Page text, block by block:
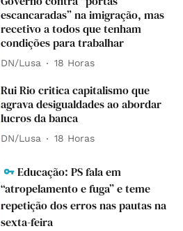
escancaradas” na imigração, mas
recetivo a todos que tenham
condições para trabalhar
DN/Lusa 18 Horas
Rui Rio critica capitalismo que
agrava desigualdades ao abordar
lucros da banca
DN/Lusa 18 Horas
Educação: PS fala em
“atropelamento e fuga” e teme
repetição dos erros nas pautas na
sexta-feira